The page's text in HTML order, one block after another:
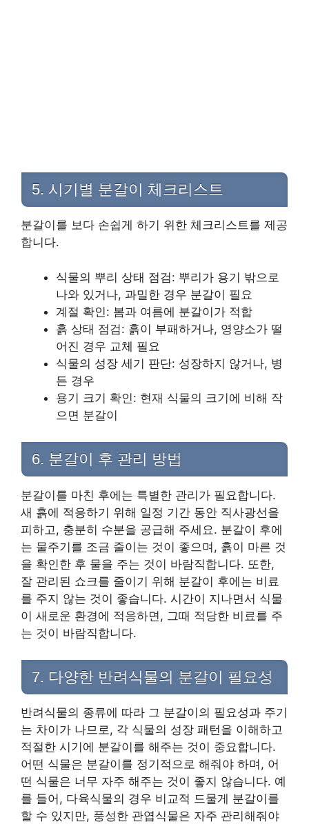
5. 시기별 분갈이 체크리스트
분갈이를 보다 손쉽게 하기 위한 체크리스트를 제공
합니다.
식물의 뿌리 상태 점검: 뿌리가 용기 밖으로
나와 있거나, 과밀한 경우 분갈이 필요
계절 확인: 봄과 여름에 분갈이가 적합
흙 상태 점검: 흙이 부패하거나, 영양소가 떨
어진 경우 교체 필요
식물의 성장 세기 판단: 성장하지 않거나, 병
든 경우
용기 크기 확인: 현재 식물의 크기에 비해 작
으면 분갈이
6. 분갈이 후 관리 방법
분갈이를 마친 후에는 특별한 관리가 필요합니다.
새 흙에 적응하기 위해 일정 기간 동안 직사광선을
피하고, 충분히 수분을 공급해 주세요. 분갈이 후에
는 물주기를 조금 줄이는 것이 좋으며, 흙이 마른 것
을 확인한 후 물을 주는 것이 바람직합니다. 또한,
잘 관리된 쇼크를 줄이기 위해 분갈이 후에는 비료
를 주지 않는 것이 좋습니다. 시간이 지나면서 식물
이 새로운 환경에 적응하면, 그때 적당한 비료를 주
는 것이 바람직합니다.
7. 다양한 반려식물의 분갈이 필요성
반려식물의 종류에 따라 그 분갈이의 필요성과 주기
는 차이가 나므로, 각 식물의 성장 패턴을 이해하고
적절한 시기에 분갈이를 해주는 것이 중요합니다.
어떤 식물은 분갈이를 정기적으로 해줘야 하며, 어
떤 식물은 너무 자주 해주는 것이 좋지 않습니다. 예
를 들어, 다육식물의 경우 비교적 드물게 분갈이를
할 수 있지만, 풍성한 관엽식물은 자주 관리해줘야